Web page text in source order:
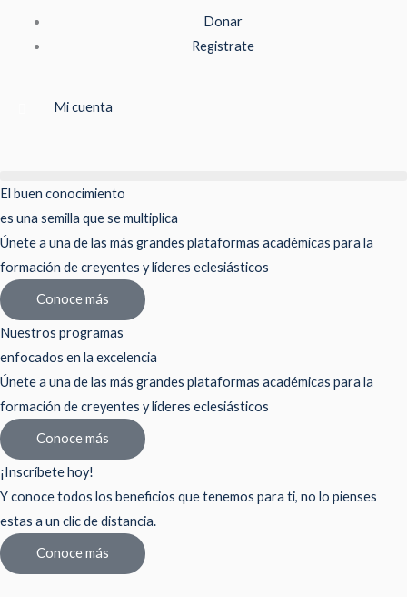
Donar
Registrate
Mi cuenta
El buen conocimiento
es una semilla que se multiplica
Únete a una de las más grandes plataformas académicas para la
formación de creyentes y líderes eclesiásticos
Conoce más
Nuestros programas
enfocados en la excelencia
Únete a una de las más grandes plataformas académicas para la
formación de creyentes y líderes eclesiásticos
Conoce más
¡Inscríbete hoy!
Y conoce todos los beneficios que tenemos para ti, no lo pienses
estas a un clic de distancia.
Conoce más